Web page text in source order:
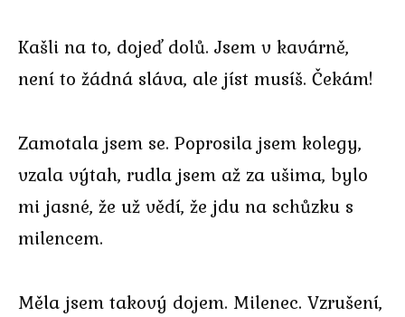
Kašli na to, dojeď dolů. Jsem v kavárně,
není to žádná sláva, ale jíst musíš. Čekám!
Zamotala jsem se. Poprosila jsem kolegy,
vzala výtah, rudla jsem až za ušima, bylo
mi jasné, že už vědí, že jdu na schůzku s
milencem.
Měla jsem takový dojem. Milenec. Vzrušení,